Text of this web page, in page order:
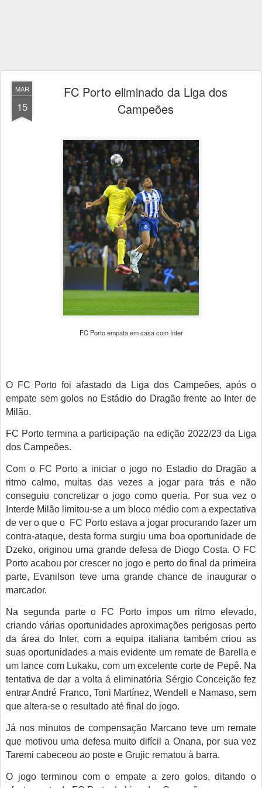
MAR
15
FC Porto eliminado da Liga dos
Campeões
FC Porto empata em casa com Inter
O FC Porto foi afastado da Liga dos Campeões, após o
empate sem golos no Estádio do Dragão frente ao Inter de
Milão.
FC Porto termina a participação na edição 2022/23 da Liga
dos Campeões.
Com o FC Porto a iniciar o jogo no Estadio do Dragão a
ritmo calmo, muitas das vezes a jogar para trás e não
conseguiu concretizar o jogo como queria. Por sua vez o
Interde Milão limitou-se a um bloco médio com a expectativa
de ver o que o FC Porto estava a jogar procurando fazer um
contra-ataque, desta forma surgiu uma boa oportunidade de
Dzeko, originou uma grande defesa de Diogo Costa. O FC
Porto acabou por crescer no jogo e perto do final da primeira
parte, Evanilson teve uma grande chance de inaugurar o
marcador.
Na segunda parte o FC Porto impos um ritmo elevado,
criando várias oportunidades aproximações perigosas perto
da área do Inter, com a equipa italiana também criou as
suas oportunidades a mais evidente um remate de Barella e
um lance com Lukaku, com um excelente corte de Pepê. Na
tentativa de dar a volta á eliminatória Sérgio Conceição fez
entrar André Franco, Toni Martínez, Wendell e Namaso, sem
que altera-se o resultado até final do jogo.
Já nos minutos de compensação Marcano teve um remate
que motivou uma defesa muito difícil a Onana, por sua vez
Taremi cabeceou ao poste e Grujic rematou à barra.
O jogo terminou com o empate a zero golos, ditando o